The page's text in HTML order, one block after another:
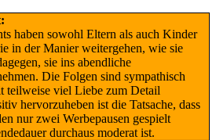
haben sowohl Eltern als auch Kinder
in der Manier weitergehen, wie sie
sie ins abendliche
Die Folgen sind sympathisch
teilweise viel Liebe zum Detail
hervorzuheben ist die Tatsache, dass
nur zwei Werbepausen gespielt
durchaus moderat ist.